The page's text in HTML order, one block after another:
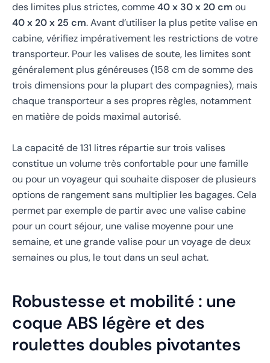
des limites plus strictes, comme40 x 30 x 20 cm ou
40 x 20 x 25 cm. Avant d’utiliser la plus petite valise en
cabine, vérifiez impérativement les restrictions de votre
transporteur. Pour les valises de soute, les limites sont
généralement plus généreuses (158 cm de somme des
trois dimensions pour la plupart des compagnies), mais
chaque transporteur a ses propres règles, notamment
en matière de poids maximal autorisé.
La capacité de 131 litres répartie sur trois valises
constitue un volume très confortable pour une famille
ou pour un voyageur qui souhaite disposer de plusieurs
options de rangement sans multiplier les bagages. Cela
permet par exemple de partir avec une valise cabine
pour un court séjour, une valise moyenne pour une
semaine, et une grande valise pour un voyage de deux
semaines ou plus, le tout dans un seul achat.
Robustesse et mobilité : une
coque ABS légère et des
roulettes doubles pivotantes